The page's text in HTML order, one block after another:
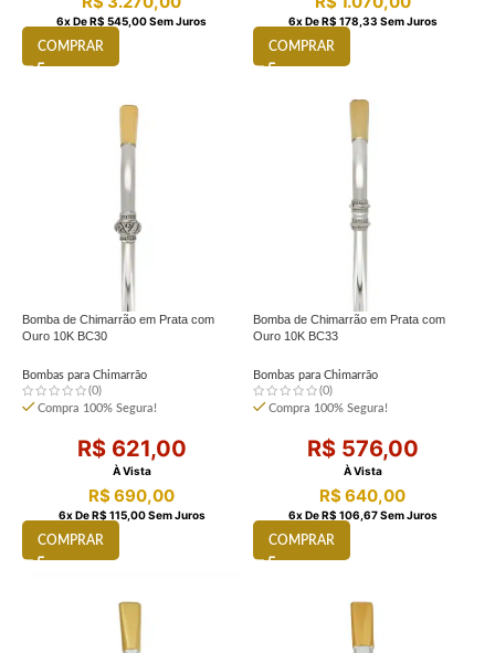
6X DeR$ 545,00Sem Juros
COMPRAR
6X DeR$ 178,33 Sem Juros
COMPRAR
Bomba de Chimarrão em Prata com
Ouro 10K BC30
Bombas para Chimarrão
(0)
Compra 100% Segura!
R$621,00
À Vista
R$690,00
6X DeR$ 115,00Sem Juros
COMPRAR
Bomba de Chimarrão em Prata com
Ouro 10K BC33
Bombas para Chimarrão
(0)
Compra 100% Segura!
R$576,00
À Vista
R$640,00
6X DeR$ 106,67Sem Juros
COMPRAR